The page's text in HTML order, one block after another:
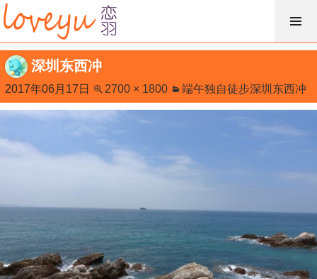
跳
过
内
容
深圳东西冲
2017年06月17日 2700 × 1800 端午独自徒步深圳东西冲